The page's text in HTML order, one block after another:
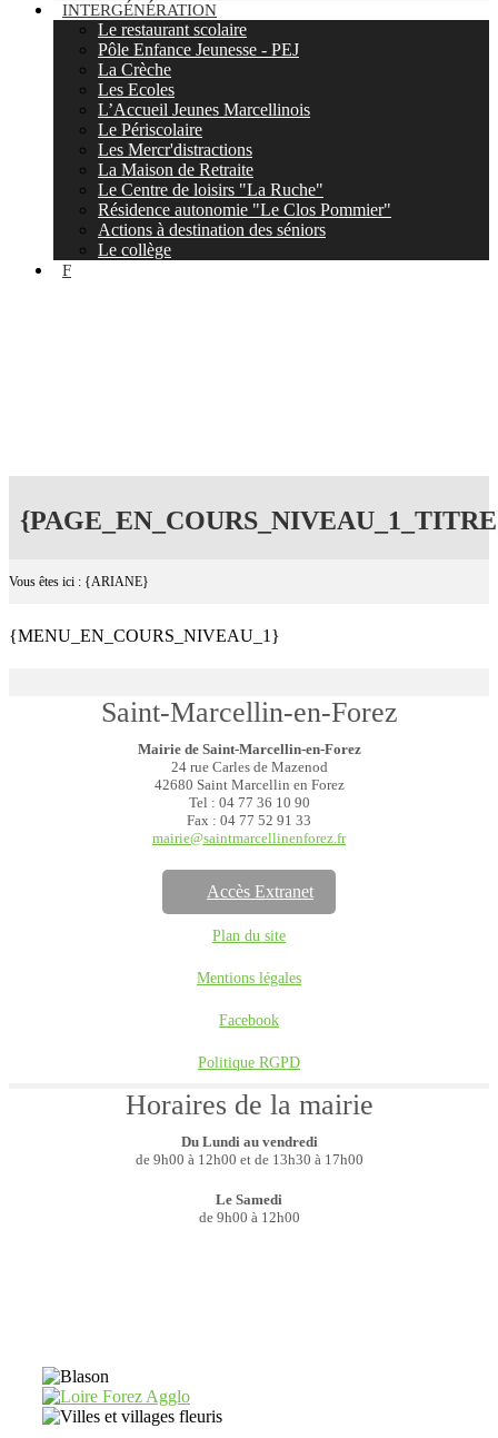
INTERGÉNÉRATION
Le restaurant scolaire
Pôle Enfance Jeunesse - PEJ
La Crèche
Les Ecoles
L’Accueil Jeunes Marcellinois
Le Périscolaire
Les Mercr'distractions
La Maison de Retraite
Le Centre de loisirs "La Ruche"
Résidence autonomie "Le Clos Pommier"
Actions à destination des séniors
Le collège
F
Vous êtes ici : {ARIANE}
{MENU_EN_COURS_NIVEAU_1}
Saint-Marcellin-en-Forez
Mairie de Saint-Marcellin-en-Forez
24 rue Carles de Mazenod
42680 Saint Marcellin en Forez
Tel : 04 77 36 10 90
Fax : 04 77 52 91 33
mairie@saintmarcellinenforez.fr
Accès Extranet
Plan du site
Mentions légales
Facebook
Politique RGPD
Horaires de la mairie
Du Lundi au vendredi
de 9h00 à 12h00 et de 13h30 à 17h00
Le Samedi
de 9h00 à 12h00